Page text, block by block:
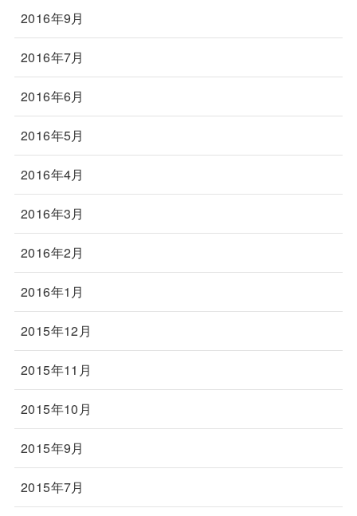
2016年9月
2016年7月
2016年6月
2016年5月
2016年4月
2016年3月
2016年2月
2016年1月
2015年12月
2015年11月
2015年10月
2015年9月
2015年7月